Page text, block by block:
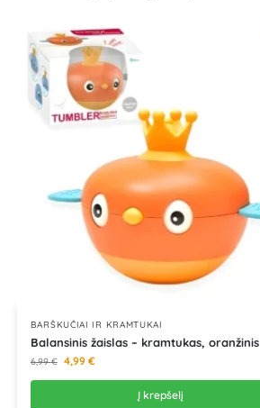
BARŠKUČIAI IR KRAMTUKAI
Balansinis žaislas – kramtukas, oranžinis
6,99€ 4,99 €
Į krepšelį